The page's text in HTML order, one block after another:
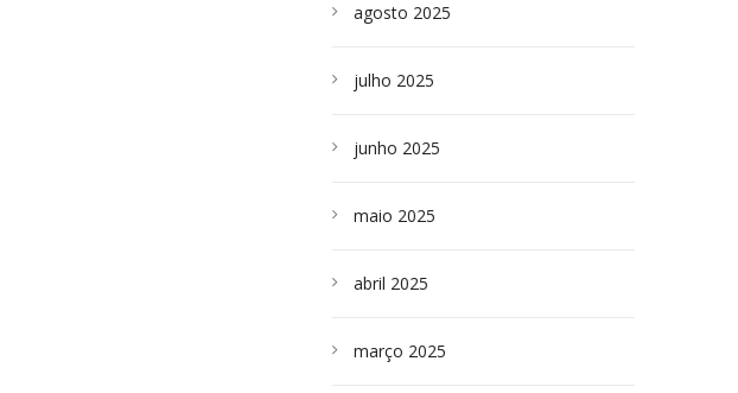
agosto 2025
julho 2025
junho 2025
maio 2025
abril 2025
março 2025